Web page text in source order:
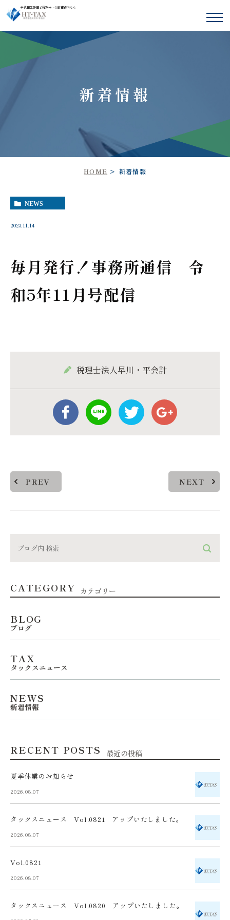
千代田区神田で税理士・会計事務所なら
新着情報
HOME 新着情報
NEWS
2023.11.14
毎月発行！事務所通信 令
和5年11月号配信
税理士法人早川・平会計
PREV NEXT
CATEGORY カテゴリー
BLOG
ブログ
TAX
タックスニュース
NEWS
新着情報
RECENT POSTS 最近の投稿
夏季休業のお知らせ
2026.08.07
タックスニュース Vol.0821 アップいたしました。
2026.08.07
Vol.0821
2026.08.07
タックスニュース Vol.0820 アップいたしました。